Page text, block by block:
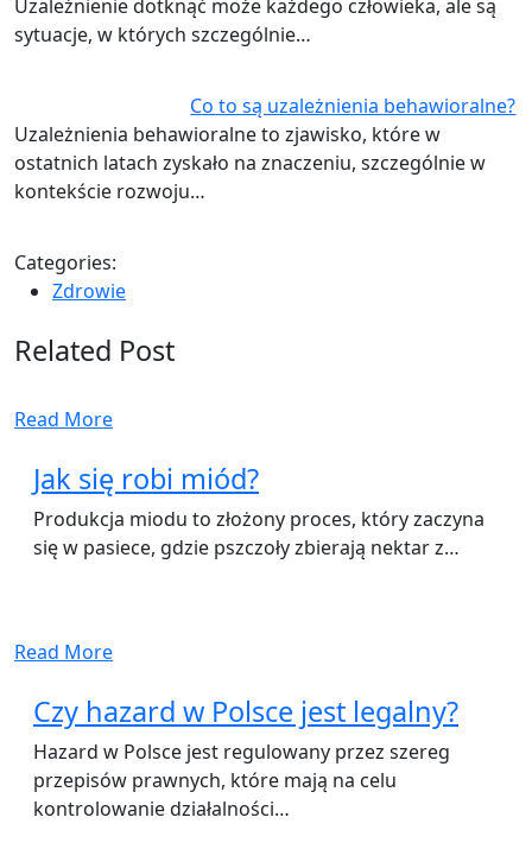
Uzależnienie dotknąć może każdego człowieka, ale są
sytuacje, w których szczególnie…
Co to są uzależnienia behawioralne?
Uzależnienia behawioralne to zjawisko, które w
ostatnich latach zyskało na znaczeniu, szczególnie w
kontekście rozwoju…
Categories:
Zdrowie
Related Post
Read More
Jak się robi miód?
Produkcja miodu to złożony proces, który zaczyna
się w pasiece, gdzie pszczoły zbierają nektar z…
Read More
Czy hazard w Polsce jest legalny?
Hazard w Polsce jest regulowany przez szereg
przepisów prawnych, które mają na celu
kontrolowanie działalności…